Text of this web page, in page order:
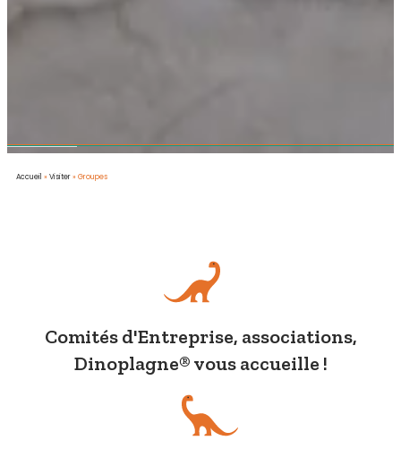
Accueil »Visiter»Groupes
Comités d'Entreprise, associations,
Dinoplagne® vous accueille !